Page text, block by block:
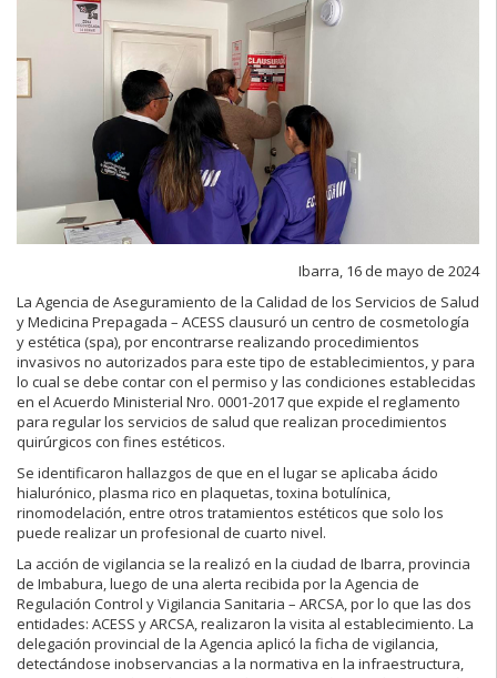
Ibarra, 16 de mayo de 2024
La Agencia de Aseguramiento de la Calidad de los Servicios de Salud
y Medicina Prepagada – ACESS clausuró un centro de cosmetología
y estética (spa), por encontrarse realizando procedimientos
invasivos no autorizados para este tipo de establecimientos, y para
lo cual se debe contar con el permiso y las condiciones establecidas
en el Acuerdo Ministerial Nro. 0001-2017 que expide el reglamento
para regular los servicios de salud que realizan procedimientos
quirúrgicos con fines estéticos.
Se identificaron hallazgos de que en el lugar se aplicaba ácido
hialurónico, plasma rico en plaquetas, toxina botulínica,
rinomodelación, entre otros tratamientos estéticos que solo los
puede realizar un profesional de cuarto nivel.
La acción de vigilancia se la realizó en la ciudad de Ibarra, provincia
de Imbabura, luego de una alerta recibida por la Agencia de
Regulación Control y Vigilancia Sanitaria – ARCSA, por lo que las dos
entidades: ACESS y ARCSA, realizaron la visita al establecimiento. La
delegación provincial de la Agencia aplicó la ficha de vigilancia,
detectándose inobservancias a la normativa en la infraestructura,